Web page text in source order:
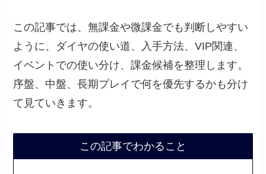
この記事では、無課金や微課金でも判断しやすい
ように、ダイヤの使い道、入手方法、VIP関連、
イベントでの使い分け、課金候補を整理します。
序盤、中盤、長期プレイで何を優先するかも分け
て見ていきます。
この記事でわかること